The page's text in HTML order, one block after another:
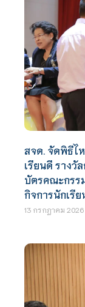
สจด. จัดพิธีไ
เรียนดี รางวั
บัตรคณะกรร
กิจการนักเรี
13 กรกฎาคม 2026